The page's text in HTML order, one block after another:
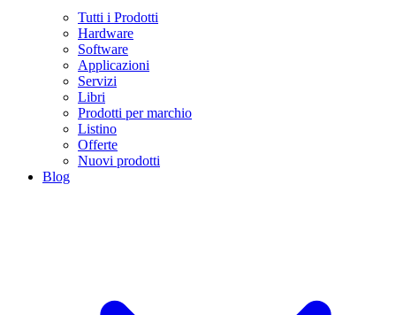
Tutti i Prodotti
Hardware
Software
Applicazioni
Servizi
Libri
Prodotti per marchio
Listino
Offerte
Nuovi prodotti
Blog